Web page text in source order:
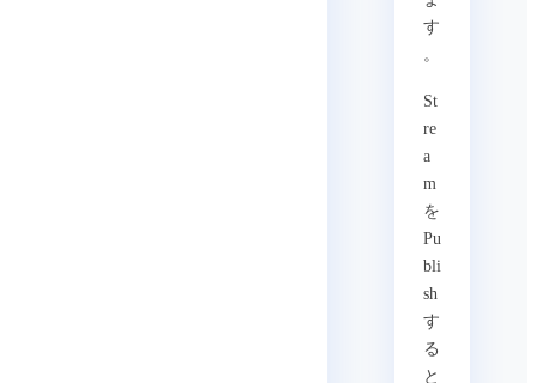
す
。
St
re
a
m
を
Pu
bli
sh
す
る
と